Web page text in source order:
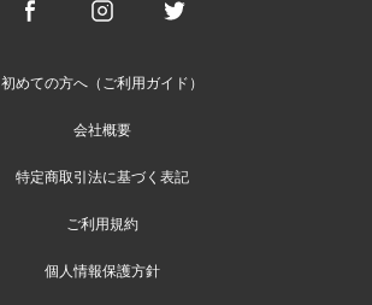
初めての方へ（ご利用ガイド）
会社概要
特定商取引法に基づく表記
ご利用規約
個人情報保護方針